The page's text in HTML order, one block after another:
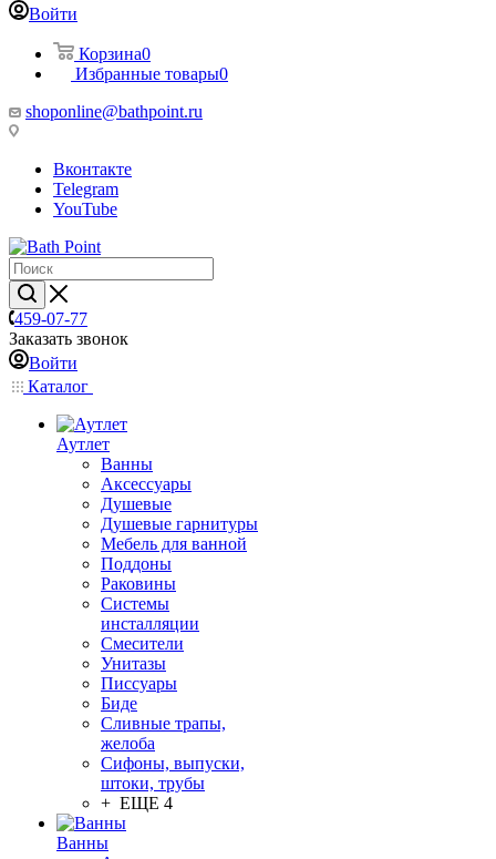
Войти
Корзина0
Избранные товары0
shoponline@bathpoint.ru
Вконтакте
Telegram
YouTube
459-07-77
Заказать звонок
Войти
Каталог
Аутлет
Ванны
Аксессуары
Душевые
Душевые гарнитуры
Мебель для ванной
Поддоны
Раковины
Системы
инсталляции
Смесители
Унитазы
Писсуары
Биде
Сливные трапы,
желоба
Сифоны, выпуски,
штоки, трубы
+ ЕЩЕ 4
Ванны